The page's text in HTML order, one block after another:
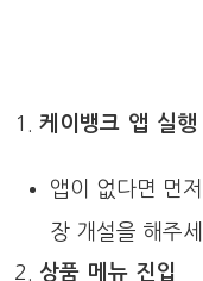
케이뱅크 앱 실행
앱이 없다면 먼
장 개설을 해주세
상품 메뉴 진입